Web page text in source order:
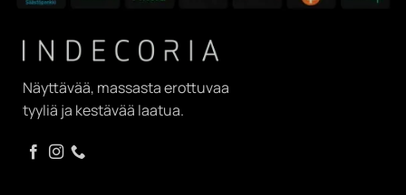
Näyttävää, massasta erottuvaa
tyyliä ja kestävää laatua.